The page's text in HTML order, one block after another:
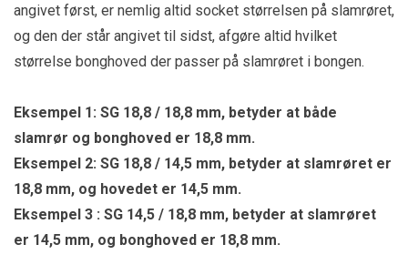
angivet først, er nemlig altid socket størrelsen på slamrøret,
og den der står angivet til sidst, afgøre altid hvilket
størrelse bonghoved der passer på slamrøret i bongen.
Eksempel 1: SG 18,8 / 18,8 mm, betyder at både
slamrør og bonghoved er 18,8 mm.
Eksempel 2: SG 18,8 / 14,5 mm, betyder at slamrøret er
18,8 mm, og hovedet er 14,5 mm.
Eksempel 3 : SG 14,5 / 18,8 mm, betyder at slamrøret
er 14,5 mm, og bonghoved er 18,8 mm.